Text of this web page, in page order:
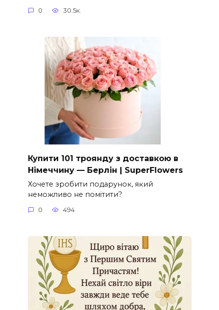
0 30.5к.
Купити 101 троянду з доставкою в
Німеччину — Берлін | SuperFlowers
Хочете зробити подарунок, який
неможливо не помітити?
0 494